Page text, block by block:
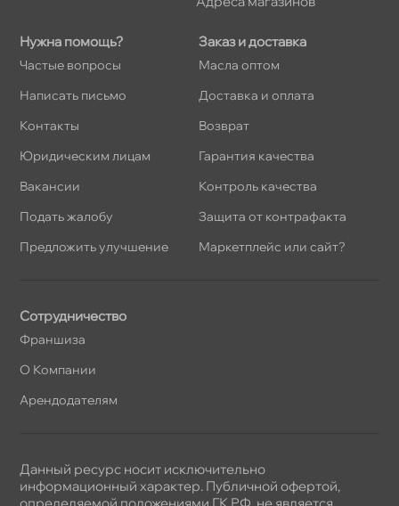
Нужна помощь?
Частые вопросы
Написать письмо
Контакты
Юридическим лицам
акансии
Подать жалобу
Предложить улучшение
Заказ и доставка
Масла оптом
Доставка и оплата
озврат
Гарантия качества
Контроль качества
Защита от контрафакта
Маркетплейс или сайт?
Сотрудничество
Франшиза
О Компании
Арендодателям
Данный ресурс носит исключительно
информационный характер. Публичной офертой,